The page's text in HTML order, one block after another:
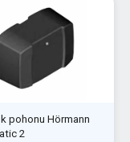
pohonu Hörmann
2